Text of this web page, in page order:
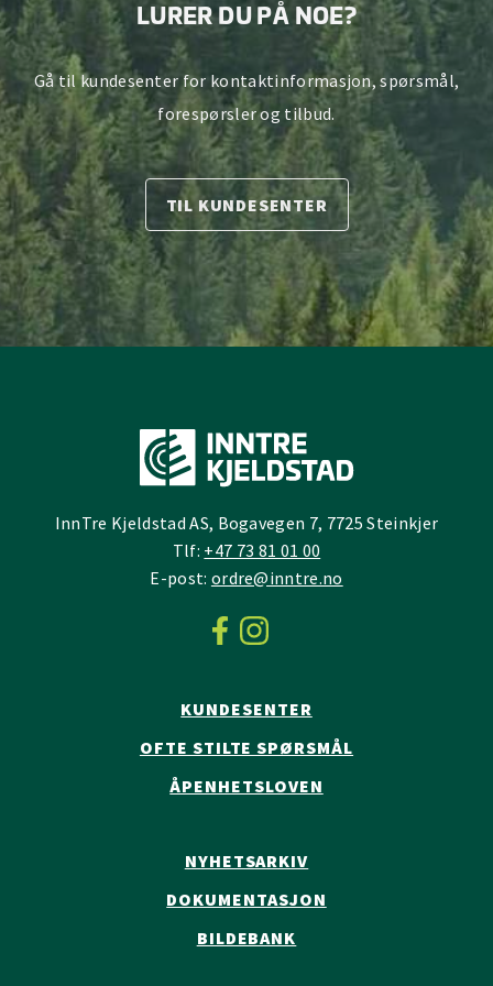
LURER DU PÅ NOE?
Gå til kundesenter for kontaktinformasjon, spørsmål,
forespørsler og tilbud.
TIL KUNDESENTER
InnTre Kjeldstad AS, Bogavegen 7, 7725 Steinkjer
Tlf: +47 73 81 01 00
E-post: ordre@inntre.no
KUNDESENTER
OFTE STILTE SPØRSMÅL
ÅPENHETSLOVEN
NYHETSARKIV
DOKUMENTASJON
BILDEBANK